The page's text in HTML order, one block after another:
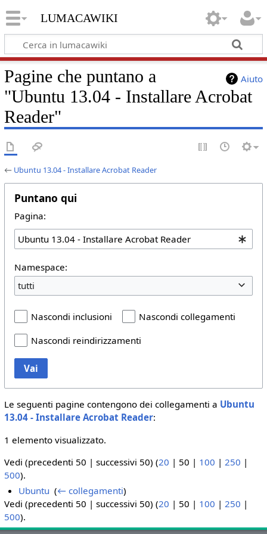
lumacawiki
Aiuto
Pagine che puntano a
"Ubuntu 13.04 - Installare Acrobat
Reader"
← Ubuntu 13.04 - Installare Acrobat Reader
Puntano qui
Pagina:
Namespace:
tutti
Nascondi inclusioni
Nascondi collegamenti
Nascondi reindirizzamenti
Vai
Le seguenti pagine contengono dei collegamenti a Ubuntu
13.04 - Installare Acrobat Reader:
1 elemento visualizzato.
Vedi (precedenti 50 | successivi 50) (20 | 50 | 100 | 250 |
500).
Ubuntu ‎(← collegamenti)
Vedi (precedenti 50 | successivi 50) (20 | 50 | 100 | 250 |
500).